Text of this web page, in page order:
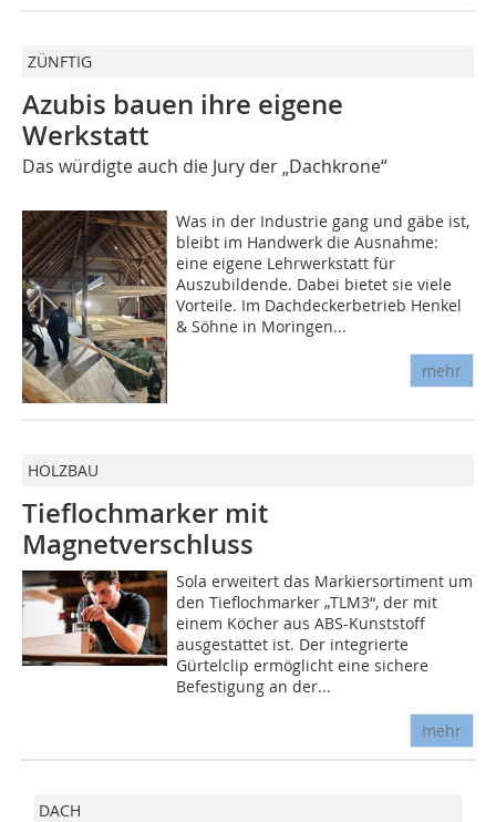
ZÜNFTIG
Azubis bauen ihre eigene
Werkstatt
Das würdigte auch die Jury der „Dachkrone“
Was in der Industrie gang und gäbe ist,
bleibt im Handwerk die Ausnahme:
eine eigene Lehrwerkstatt für
Auszubildende. Dabei bietet sie viele
Vorteile. Im Dachdeckerbetrieb Henkel
& Söhne in Moringen...
mehr
HOLZBAU
Tieflochmarker mit
Magnetverschluss
Sola erweitert das Markiersortiment um
den Tieflochmarker „TLM3“, der mit
einem Köcher aus ABS-Kunststoff
ausgestattet ist. Der integrierte
Gürtelclip ermöglicht eine sichere
Befestigung an der...
mehr
DACH